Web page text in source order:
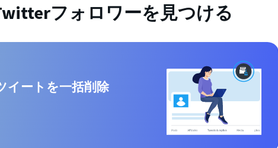
フォロワーを見つける
イートを一括削除